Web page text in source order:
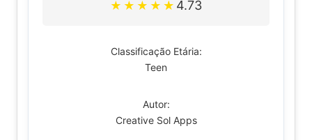
★ ★ ★ ★ ★ 4.73
Classificação Etária:
Teen
Autor:
Creative Sol Apps